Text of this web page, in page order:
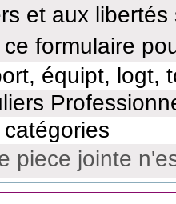
et aux libertés
ce formulaire
équipt, logt,
Particuliers
piece jointe